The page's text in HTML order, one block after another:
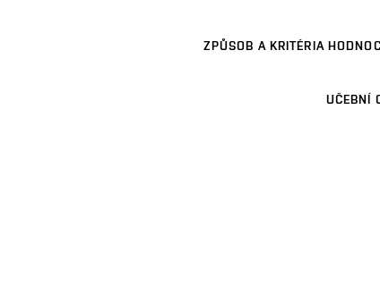
ZPŮSOB A KRITÉRIA
UČEBNÍ